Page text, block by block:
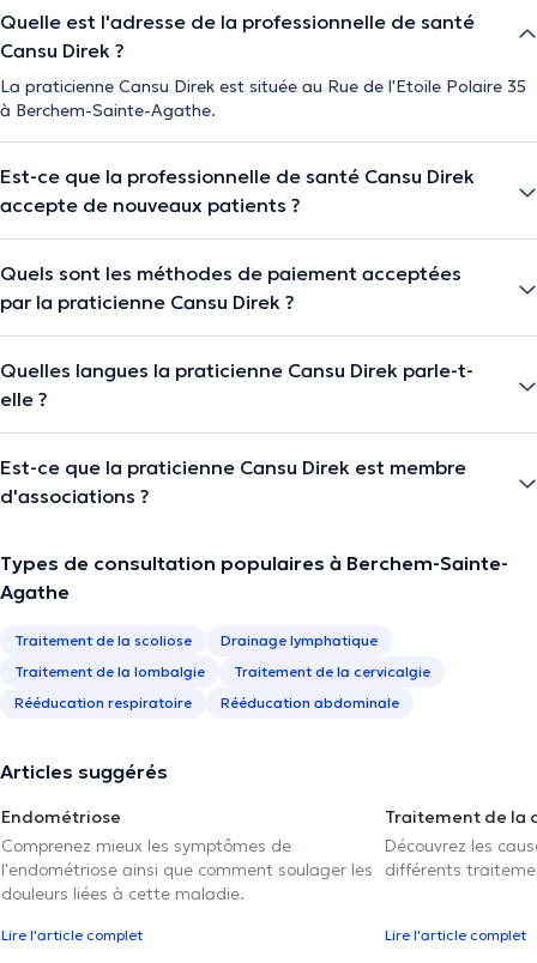
Quelle est l'adresse de la professionnelle de santé
Cansu Direk ?
La praticienne Cansu Direk est située au Rue de l'Etoile Polaire 35
à Berchem-Sainte-Agathe.
Est-ce que la professionnelle de santé Cansu Direk
accepte de nouveaux patients ?
Quels sont les méthodes de paiement acceptées
par la praticienne Cansu Direk ?
Quelles langues la praticienne Cansu Direk parle-t-
elle ?
Est-ce que la praticienne Cansu Direk est membre
d'associations ?
Types de consultation populaires à Berchem-Sainte-
Agathe
Traitement de la scoliose
Drainage lymphatique
Traitement de la lombalgie
Traitement de la cervicalgie
Rééducation respiratoire
Rééducation abdominale
Articles suggérés
Endométriose
Comprenez mieux les symptômes de
l'endométriose ainsi que comment soulager les
douleurs liées à cette maladie.
Lire l'article complet
Traitement de la
Découvrez les
différents
Lire l'article complet